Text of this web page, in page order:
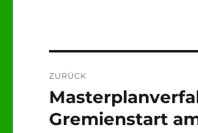
ZURÜCK
Vorheriger
Beitrag:
Gremienstart